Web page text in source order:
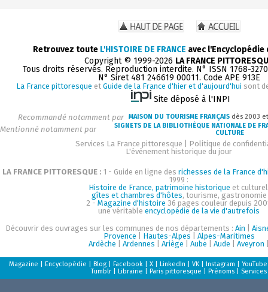
Retrouvez toute L'HISTOIRE DE FRANCE avec
Copyright © 1999-2026 LA FRANCE
Tous droits réservés. Reproduction interdite. N° ISSN 1768-
N° Siret 481 246619 00011. Code APE 913E
La France pittoresque et Guide de la France d'hier et d'aujourd'hui sont
Site déposé à l'INPI
Recommandé notamment par MAISON DU TOURISME FRANÇAIS dès 2003
Mentionné notamment par
SIGNETS DE LA BIBLIOTHÈQUE NATIONALE DE
CULTURE
Services La France pittoresque
Politique de
L'événement historique du jour
LA FRANCE PITTORESQUE : 1 - Guide en ligne des richesses de la France
1999 :
Histoire de France, patrimoine historique et
gîtes et chambres d'hôtes, tourisme, gastronomie
2 - Magazine d'histoire 36 pages couleur depuis
une véritableencyclopédie de la vie d'autrefois
Découvrir des ouvrages sur les communes de nos départements :Ain |
Provence
Hautes-Alpes
Alpes-Maritimes
Ardèche |Ardennes |Ariège |Aube |Aude |Aveyron
Magazine |Encyclopédie |Blog |Facebook |X |LinkedIn |VK |Instagram |YouTube
Tumblr |Librairie |Paris pittoresque |Prénoms Services